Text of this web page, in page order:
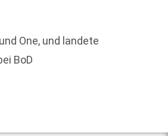
One, und landete
BoD